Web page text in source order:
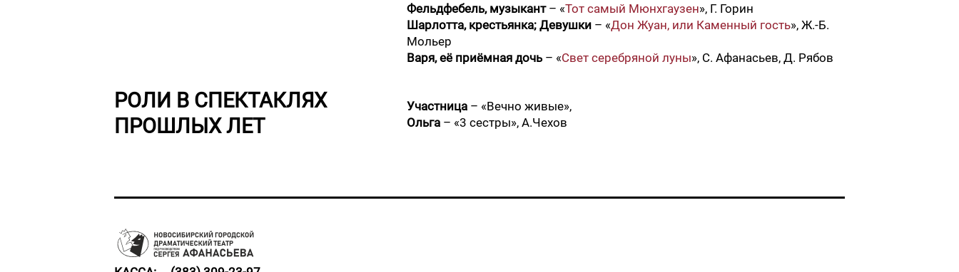
Фельдфебель, музыкант– «Тот самый Мюнхгаузен», Г. Горин
Шарлотта, крестьянка; Девушки – «Дон Жуан, или Каменный гость», Ж.-Б.
Мольер
Варя, её приёмная дочь– «Свет серебряной луны», С. Афанасьев, Д. Рябов
РОЛИ В СПЕКТАКЛЯХ
ПРОШЛЫХ ЛЕТ
Участница – «Вечно живые»,
Ольга – «3 сестры», А.Чехов